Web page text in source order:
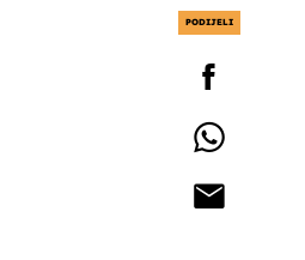
PODIJELI